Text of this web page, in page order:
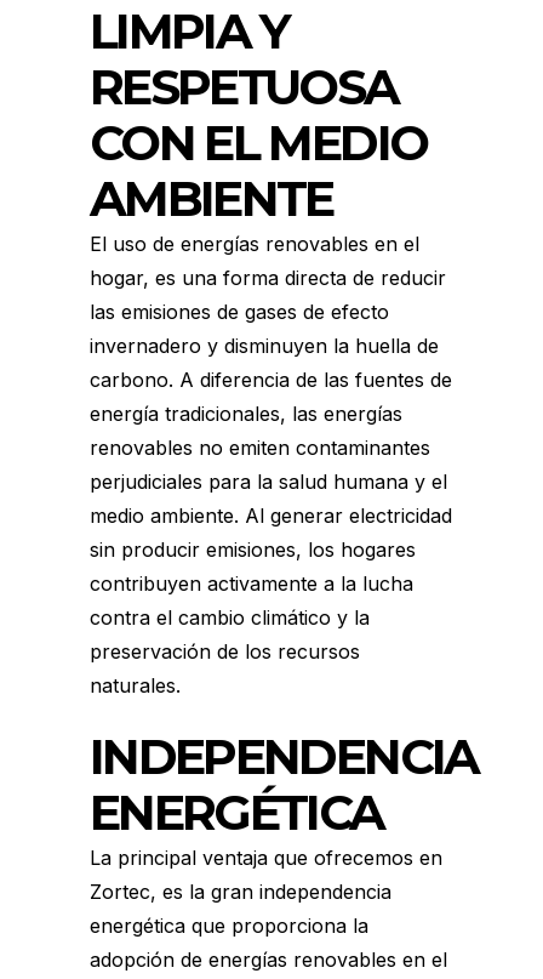
LIMPIA Y
RESPETUOSA
CON EL MEDIO
AMBIENTE
El uso de energías renovables en el
hogar, es una forma directa de reducir
las emisiones de gases de efecto
invernadero y disminuyen la huella de
carbono. A diferencia de las fuentes de
energía tradicionales, las energías
renovables no emiten contaminantes
perjudiciales para la salud humana y el
medio ambiente. Al generar electricidad
sin producir emisiones, los hogares
contribuyen activamente a la lucha
contra el cambio climático y la
preservación de los recursos
naturales.
INDEPENDENCIA
ENERGÉTICA
La principal ventaja que ofrecemos en
Zortec, es la gran independencia
energética que proporciona la
adopción de energías renovables en el